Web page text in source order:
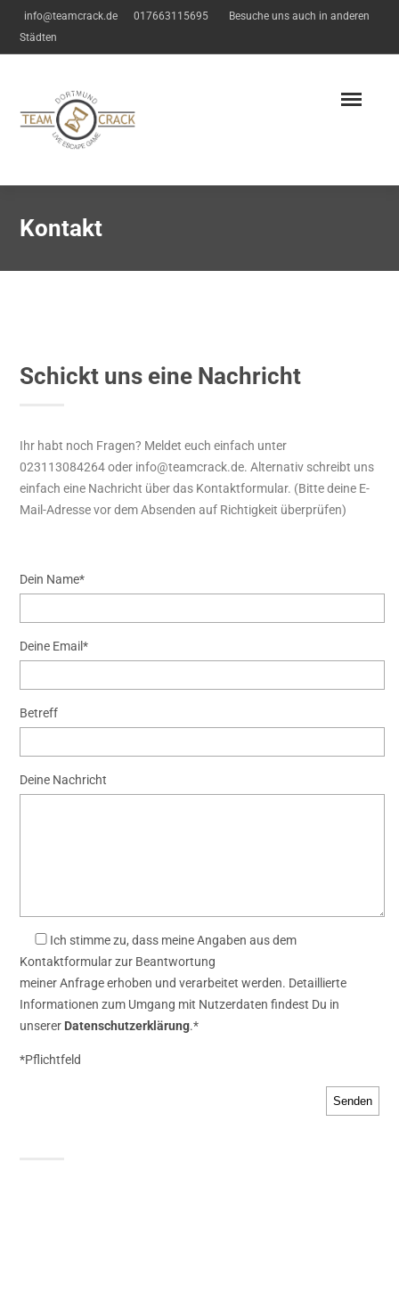
info@teamcrack.de 017663115695
Besuche uns auch in anderen
Städten
Kontakt
Schickt uns eine Nachricht
Ihr habt noch Fragen? Meldet euch einfach unter
023113084264 oder info@teamcrack.de. Alternativ schreibt uns
einfach eine Nachricht über das Kontaktformular. (Bitte deine E-
Mail-Adresse vor dem Absenden auf Richtigkeit überprüfen)
Dein Name*
Deine Email*
Betreff
Deine Nachricht
Ich stimme zu, dass meine Angaben aus dem
Kontaktformular zur Beantwortung
meiner Anfrage erhoben und verarbeitet werden. Detaillierte
Informationen zum Umgang mit Nutzerdaten findest Du in
unserer Datenschutzerklärung.*
*Pflichtfeld